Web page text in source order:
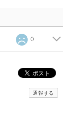
0
通報する